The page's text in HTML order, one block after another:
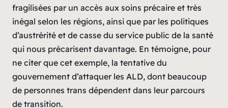
fragilisées par un accès aux soins précaire et très
inégal selon les régions, ainsi que par les politiques
d’austrérité et de casse du service public de la santé
qui nous précarisent davantage. En témoigne, pour
ne citer que cet exemple, la tentative du
gouvernement d’attaquer les ALD, dont beaucoup
de personnes trans dépendent dans leur parcours
de transition.